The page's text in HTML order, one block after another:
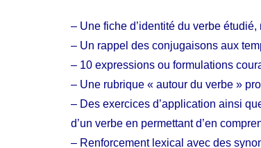
– Une fiche d’identité du verbe
– Un rappel des conjugaisons aux
– 10 expressions ou formulations
– Une rubrique « autour du verbe »
– Des exercices d’application ainsi
d’un verbe en permettant d’en
– Renforcement lexical avec des